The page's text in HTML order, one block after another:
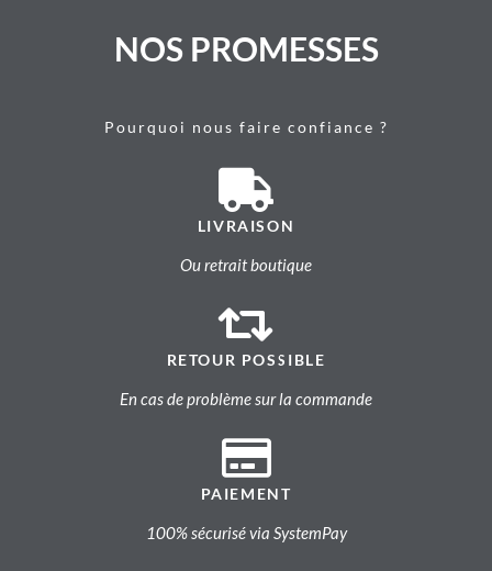
NOS PROMESSES
Pourquoi nous faire confiance ?
LIVRAISON
Ou retrait boutique
RETOUR POSSIBLE
En cas de problème sur la commande
PAIEMENT
100% sécurisé via SystemPay